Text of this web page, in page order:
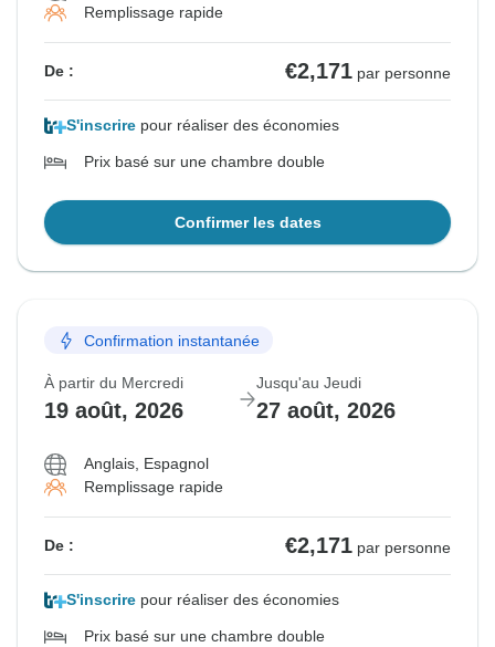
Remplissage rapide
De : €2,171 par personne
S'inscrire pour réaliser des économies
Prix basé sur une chambre double
Confirmer les dates
Confirmation instantanée
À partir du Mercredi
19 août, 2026
Jusqu'au Jeudi
27 août, 2026
Anglais, Espagnol
Remplissage rapide
De : €2,171 par personne
S'inscrire pour réaliser des économies
Prix basé sur une chambre double